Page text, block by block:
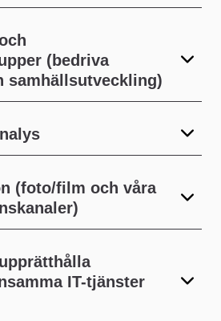
(bedriva
samhällsutveckling)
(foto/film och våra
IT-tjänster